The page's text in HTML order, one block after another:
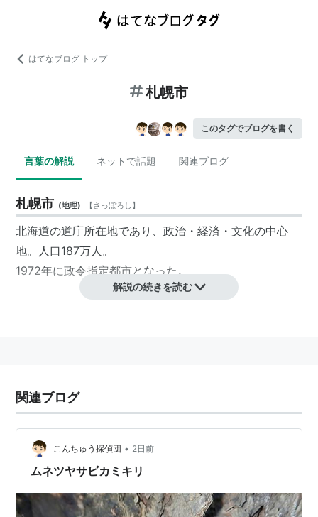
はてなブログ トップ
札幌市
このタグでブログを書く
言葉の解説 ネットで話題 関連ブログ
札幌市 (地理) 【さっぽろし 】
北海道の道庁所在地であり、政治・経済・文化の中心
地。人口187万人。
1972年に政令指定都市となった。
白石区
豊平区
南区
西区
厚別区
手稲区
解説の続きを読む
関連ブログ
こんちゅう探偵団 • 2日前
ムネツヤサビカミキリ